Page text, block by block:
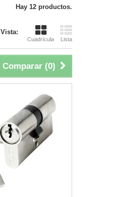
Hay 12 productos.
Vista:
Cuadrícula Lista
Comparar (0)